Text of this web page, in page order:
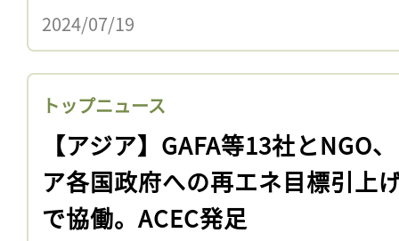
2024/07/19
トップニュース
【アジア】GAFA等13社とNGO
ア各国政府への再エネ目標引上
で協働。ACEC発足